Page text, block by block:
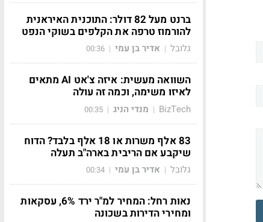
ברנט מעל 82 דולר: התוכנית האיראנית
להורמוז טרפה את הקלפים בשוקי הנפט
גלובל | אדיר בן עמי |
00:36
השוואה מעשית: איזה צ'אט AI מתאים
לאיזו משימה, וכמה זה עולה
BizTech
| מנדי הניג |
00:35
83 אלף משרות או 18 אלף בלבד? הדוח
שיקבע אם הריבית בארה"ב תעלה
גלובל | אדיר בן עמי |
00:34
נאות רחל: המחיר למ"ר ירד 6%, עסקאות
ומחירי הדירות בשכונה